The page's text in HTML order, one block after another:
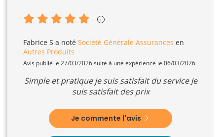
Fabrice S a noté Société Générale Assurances en
Autres Produits
Avis publié le 27/03/2026 suite à une expérience le 06/03/2026
Simple et pratique je suis satisfait du service Je
suis satisfait des prix
Je commente l'avis